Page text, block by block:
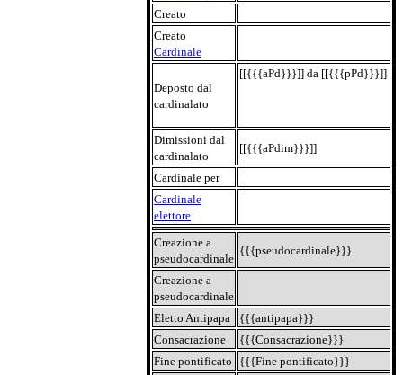
Creato
Creato
Cardinale
Deposto dal
cardinalato
[[{{{aPd}}}]] da [[{{{pPd}}}]]
Dimissioni dal
cardinalato
[[{{{aPdim}}}]]
Cardinale per
Cardinale
elettore
Creazione a
pseudocardinale
{{{pseudocardinale}}}
Creazione a
pseudocardinale
Eletto Antipapa
{{{antipapa}}}
Consacrazione
{{{Consacrazione}}}
Fine pontificato
{{{Fine pontificato}}}